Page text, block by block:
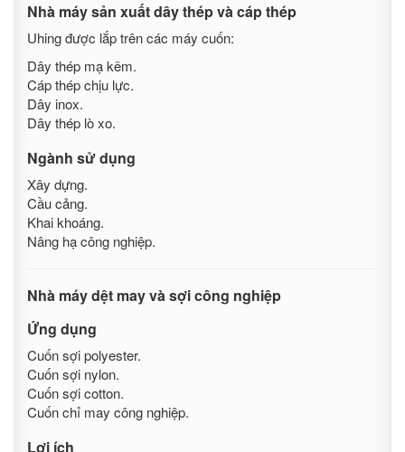
Nhà máy sản xuất dây thép và cáp thép
Uhing được lắp trên các máy cuốn:
Dây thép mạ kẽm.
Cáp thép chịu lực.
Dây inox.
Dây thép lò xo.
Ngành sử dụng
Xây dựng.
Cầu cảng.
Khai khoáng.
Nâng hạ công nghiệp.
Nhà máy dệt may và sợi công nghiệp
Ứng dụng
Cuốn sợi polyester.
Cuốn sợi nylon.
Cuốn sợi cotton.
Cuốn chỉ may công nghiệp.
Lợi ích